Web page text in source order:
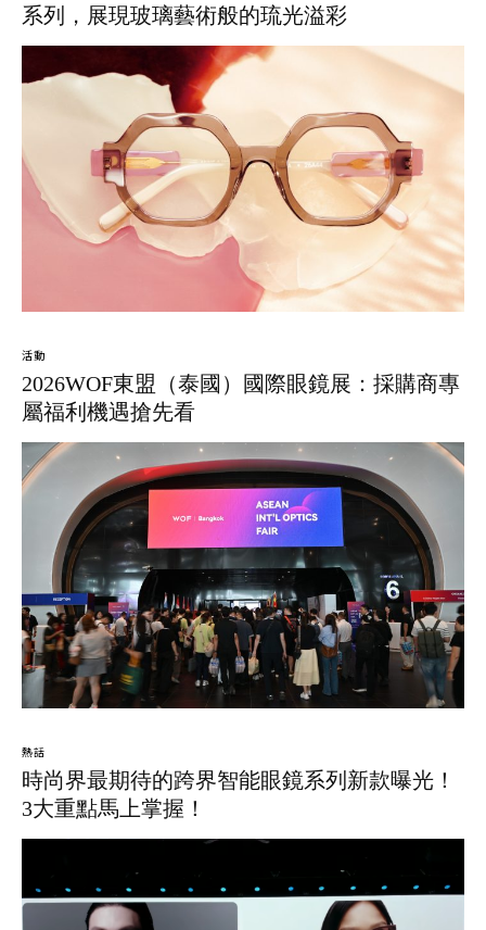
系列，展現玻璃藝術般的琉光溢彩
活動
2026WOF東盟（泰國）國際眼鏡展：採購商專
屬福利機遇搶先看
熱話
時尚界最期待的跨界智能眼鏡系列新款曝光！
3大重點馬上掌握！